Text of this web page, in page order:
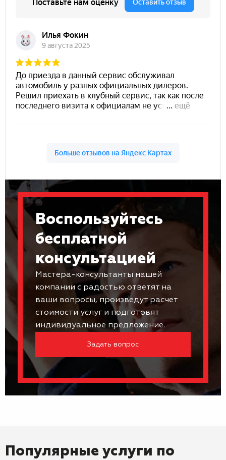
Воспользуйтесь
бесплатной
консультацией
Мастера-консультанты нашей
компании с радостью ответят на
ваши вопросы, произведут расчет
стоимости услуг и подготовят
индивидуальное предложение.
Задать вопрос
Популярные услуги по